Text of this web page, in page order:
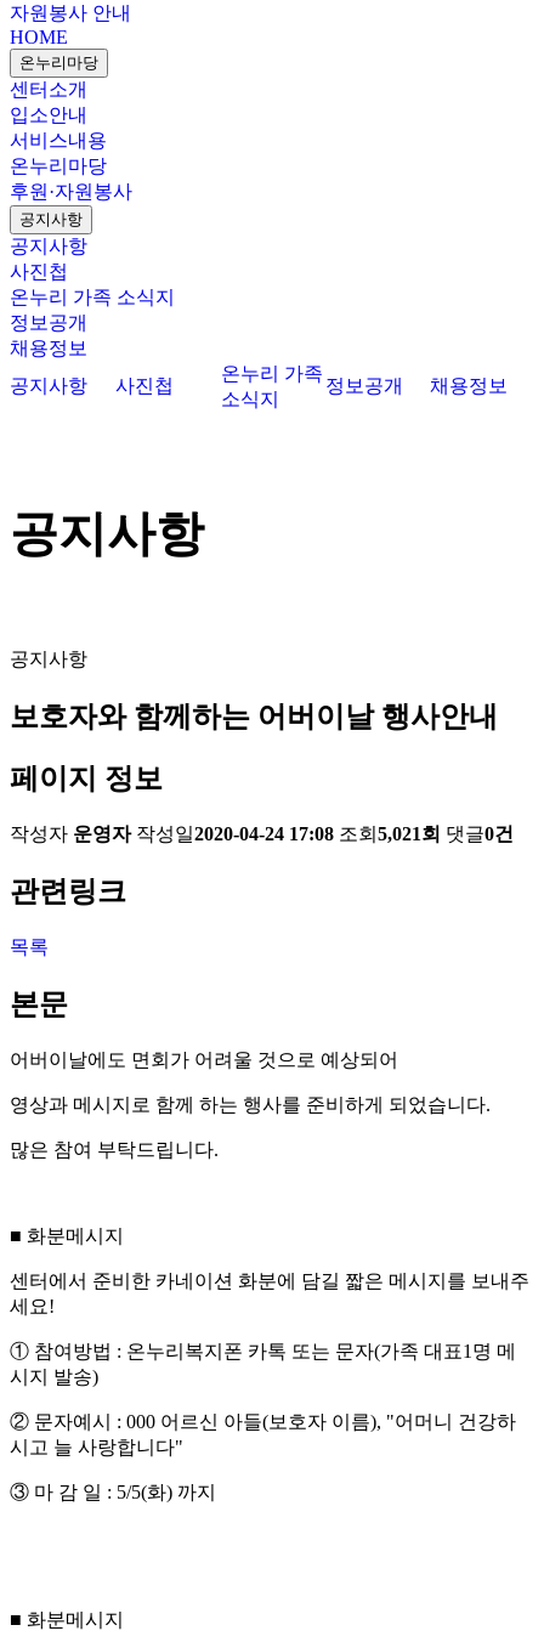
자원봉사 안내
HOME
온누리마당
센터소개
입소안내
서비스내용
온누리마당
후원·자원봉사
공지사항
공지사항
사진첩
온누리 가족 소식지
정보공개
채용정보
공지사항
사진첩
온누리 가족
소식지
정보공개 채용정보
공지사항
공지사항
보호자와 함께하는 어버이날 행사안내
페이지 정보
작성자 운영자 작성일2020-04-24 17:08 조회 5,021회 댓글0건
관련링크
목록
본문
어버이날에도 면회가 어려울 것으로 예상되어
영상과 메시지로 함께 하는 행사를 준비하게 되었습니다.
많은 참여 부탁드립니다.
■ 화분메시지
센터에서 준비한 카네이션 화분에 담길 짧은 메시지를 보내주
세요!
① 참여방법 : 온누리복지폰 카톡 또는 문자(가족 대표1명 메
시지 발송)
② 문자예시 : 000 어르신 아들(보호자 이름), "어머니 건강하
시고 늘 사랑합니다"
③ 마 감 일 : 5/5(화) 까지
■ 화분메시지